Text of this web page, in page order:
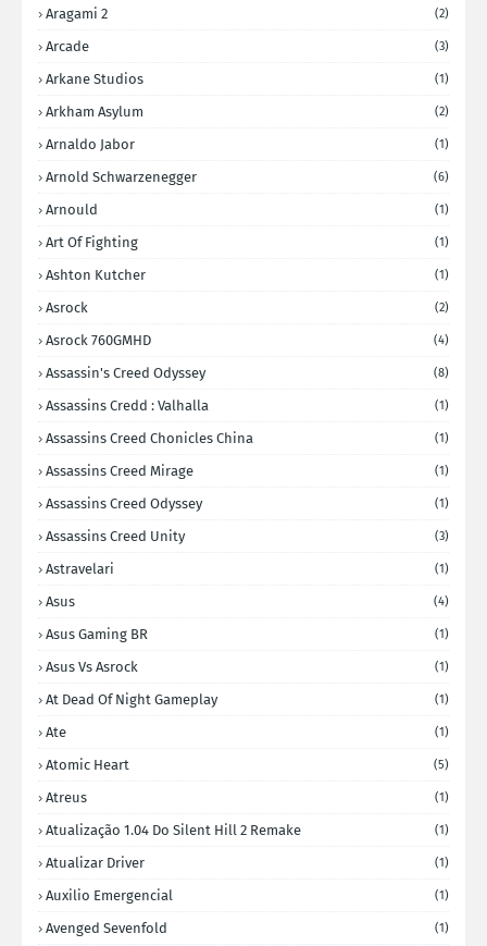
Aragami 2 (2)
Arcade (3)
Arkane Studios (1)
Arkham Asylum (2)
Arnaldo Jabor (1)
Arnold Schwarzenegger (6)
Arnould (1)
Art Of Fighting (1)
Ashton Kutcher (1)
Asrock (2)
Asrock 760GMHD (4)
Assassin's Creed Odyssey (8)
Assassins Credd : Valhalla (1)
Assassins Creed Chonicles China (1)
Assassins Creed Mirage (1)
Assassins Creed Odyssey (1)
Assassins Creed Unity (3)
Astravelari (1)
Asus (4)
Asus Gaming BR (1)
Asus Vs Asrock (1)
At Dead Of Night Gameplay (1)
Ate (1)
Atomic Heart (5)
Atreus (1)
Atualização 1.04 Do Silent Hill 2 Remake (1)
Atualizar Driver (1)
Auxilio Emergencial (1)
Avenged Sevenfold (1)